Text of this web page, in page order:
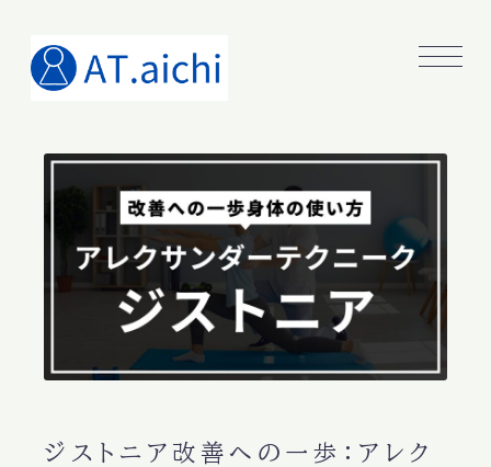
ジストニア改善への一歩：アレク